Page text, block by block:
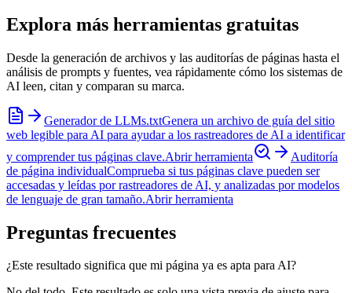
Explora más herramientas gratuitas
Desde la generación de archivos y las auditorías de páginas hasta el
análisis de prompts y fuentes, vea rápidamente cómo los sistemas de
AI leen, citan y comparan su marca.
Generador de LLMs.txtGenera un archivo de guía del sitio
web legible para AI para ayudar a los rastreadores de AI a identificar
y comprender tus páginas clave.Abrir herramienta
Auditoría
de página individualComprueba si tus páginas clave pueden ser
accesadas y leídas por rastreadores de AI, y analizadas por modelos
de lenguaje de gran tamaño.Abrir herramienta
Preguntas frecuentes
¿Este resultado significa que mi página ya es apta para AI?